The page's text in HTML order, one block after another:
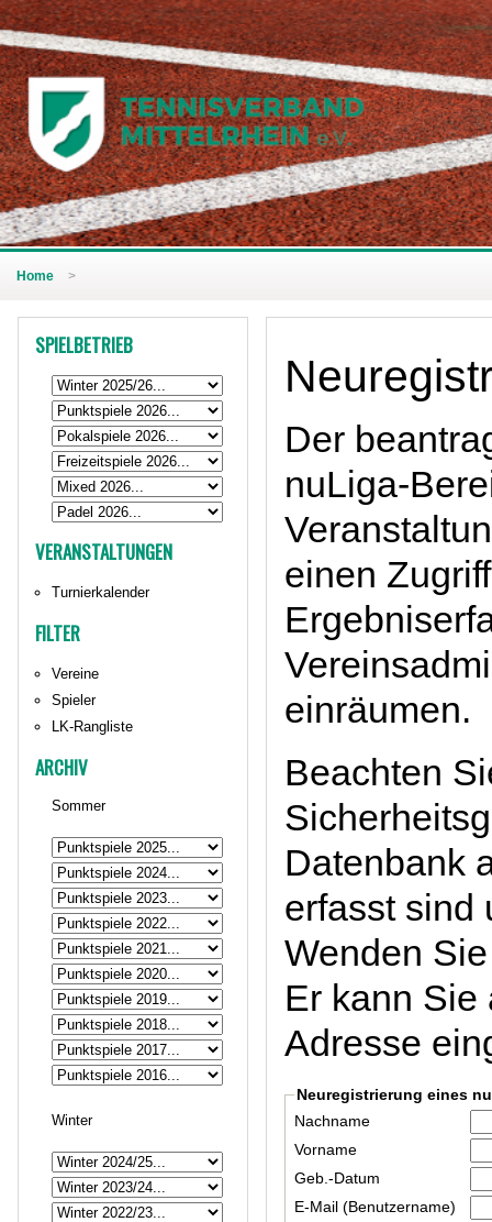
Home >
SPIELBETRIEB
VERANSTALTUNGEN
Turnierkalender
FILTER
Vereine
Spieler
LK-Rangliste
ARCHIV
Sommer
Winter
Der
nuLiga-
einen
einräumen.
Beachten
Datenbank
erfasst sind
Wenden
Er kann Sie
Adresse
Neuregistrierung eines
Nachname
Vorname
Geb.-Datum
E-Mail (Benutzername)